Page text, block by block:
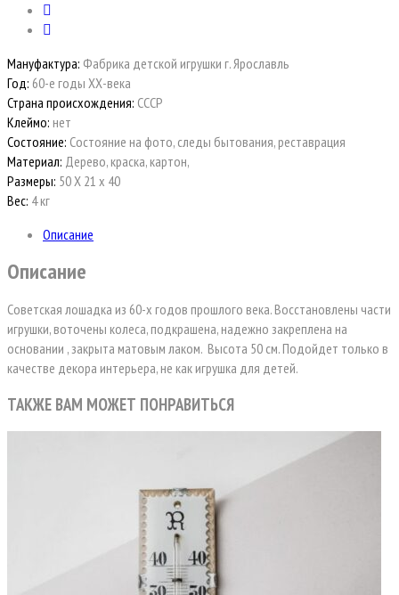
Мануфактура: Фабрика детской игрушки г. Ярославль
Год: 60-е годы ХХ-века
Страна происхождения: СССР
Клеймо: нет
Состояние: Состояние на фото, следы бытования, реставрация
Материал: Дерево, краска, картон,
Размеры: 50 Х 21 х 40
Вес: 4 кг
Описание
Описание
Советская лошадка из 60-х годов прошлого века. Восстановлены части
игрушки, воточены колеса, подкрашена, надежно закреплена на
основании , закрыта матовым лаком. Высота 50 см. Подойдет только в
качестве декора интерьера, не как игрушка для детей.
ТАКЖЕ ВАМ МОЖЕТ ПОНРАВИТЬСЯ